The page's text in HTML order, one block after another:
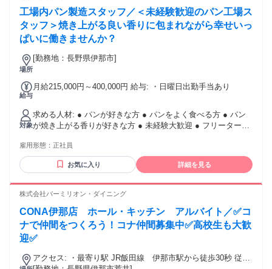
工場内パン製造スタッフ／＜未経験歓迎のパン工場ス
タッフ＞焼き上がる良い香りに包まれながら幸せいっ
ぱいに働きませんか？
場所
[勤務地：長野県伊那市]
給与
月給215,000円～400,000円 給与: ・日曜日出勤手当あり
対象
求める人材: ● パンが好きな方 ● パンをよく食べる方 ● パン
が焼き上がる香りが好きな方 ● 未経験大歓迎 ● フリーター歓
中の方活躍中 ● 腰を据えて働きたい方 ● 安定した企業を希望
する方
雇用形態： 正社員
お気に入り 詳細を見る
株式会社バーミリオン・ダイニング
CONA伊那店 ホール・キッチン アルバイト／✅コ
ナで仲間をつくろう！コナ仲間募集中✅高校生も大歓
迎✅
アクセス: ・最寄り駅 JR飯田線 伊那市駅から徒歩30秒 従業